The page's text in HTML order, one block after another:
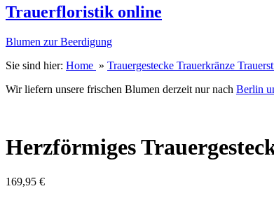
Trauerfloristik online
Blumen zur Beerdigung
Sie sind hier: Home » Trauergestecke Trauerkränze
Wir liefern unsere frischen Blumen derzeit nur nach Berlin
Herzförmiges
169,95 €